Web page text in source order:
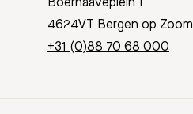
4624VT Bergen op Zoom
+31 (0)88 70 68 000